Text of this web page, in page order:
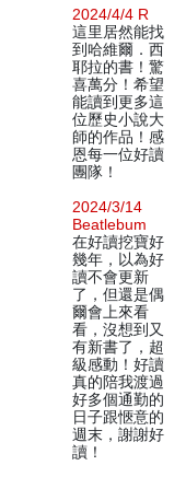
2024/4/4 R
這里居然能找
到哈維爾．西
耶拉的書！驚
喜萬分！希望
能讀到更多這
位歷史小說大
師的作品！感
恩每一位好讀
團隊！
2024/3/14
Beatlebum
在好讀挖寶好
幾年，以為好
讀不會更新
了，但還是偶
爾會上來看
看，沒想到又
有新書了，超
級感動！好讀
真的陪我渡過
好多個通勤的
日子跟愜意的
週末，謝謝好
讀！